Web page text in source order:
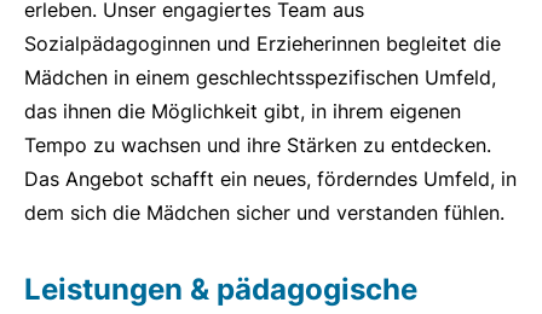
erleben. Unser engagiertes Team aus
Sozialpädagoginnen und Erzieherinnen begleitet die
Mädchen in einem geschlechtsspezifischen Umfeld,
das ihnen die Möglichkeit gibt, in ihrem eigenen
Tempo zu wachsen und ihre Stärken zu entdecken.
Das Angebot schafft ein neues, förderndes Umfeld, in
dem sich die Mädchen sicher und verstanden fühlen.
Leistungen & pädagogische